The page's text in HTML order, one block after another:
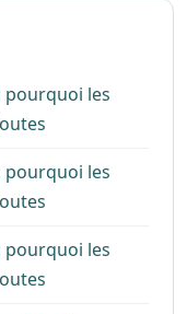
pourquoi les
pourquoi les
pourquoi les